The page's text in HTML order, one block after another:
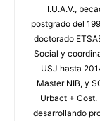
I.U.A.V.,
postgrado del
doctorado
Social y
USJ hasta
Master NIB, y
Urbact + Cost.
desarrollando